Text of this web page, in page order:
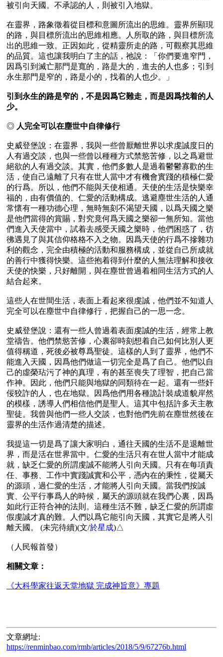
被引向天國。不承認的人，則被引入地獄。
在靈界，路象徵着從目標和意圖所流出的思維。靈界所顯現
的路，與目標所流出的思維相應。人所取的路，與目標所流
出的思維一致。正因如此，從精靈所走的路，可觀察其思維
的品質。這也讓我明白了主的話，祂說：「你們要進窄門，
因爲引到滅亡那門是寬的，路是大的，進去的人也多；引到
永生那門是窄的，路是小的，找着的人也少。」
引到永生的路是窄的，不是因爲它難走，而是因爲找着的人
少。
◎ 人完全可以在塵世中自律修行
史威登堡說：在靈界，我與一些曾厭離世界以求虔誠度日的
人有過交談，也與一些曾以種種方式禁慾苦修，以之爲避世
絕欲的人有過交談。其實，他們多數人是過着鬱鬱寡歡的生
活，使自己遠離了只有在世人當中才有機會實踐的積極仁愛
的行爲。所以，他們不能與天使相通。天使的生活是快樂幸
福的，由有價值的、仁愛的活動構成。逃避塵世生活的人通
常懷有一種功德心理，無時無刻不渴望天國，以爲天國之樂
是他們當得的賞賜，對究竟何爲天國之樂卻一無所知。當他
們進入天使當中，試着去感受天國之樂時，他們困惑了，彷
彿遇見了與其信仰格格不入之物。因爲天使的行爲不摻雜功
利的觀念，完全由積極的活動和服務構成，並從自己所成就
的善行中獲得快樂。這些抱着得到什麼的人無法理解和接收
天使的快樂，只好離開，與在塵世曾過着相同生活方式的人
結合起來。
這些人在世間生活，表面上看起來很虔誠，他們並不知道人
完全可以在塵世中自律修行，把握自己的一思一念。
史威登堡說：還有一些人曾過着表面虔誠的生活，經常上教
堂禱告。他們禁慾苦修，心裏卻時刻想着自己如何比別人更
值得稱道，死後必被尊爲聖徒。這樣的人到了靈界，他們不
能進入天國，因爲他們做這一切完全是爲了自己。他們以自
己的虛榮玷污了神的真理，有的甚至喪失了理智，把自己當
作神。因此，他們只能與地獄的同類待在一起。還有一些奸
佞狡詐的人，也在地獄。因爲他們用各種詭計裝成道貌岸然
的模樣，誘導人們相信他們是聖人。這其中包括許多天主教
聖徒。我曾與他們一些人交談，也對他們先前在塵世然後在
靈界的生活作過清楚的描述。
我提這一切是爲了讓大家明白，通往天國的生活不是退離世
界，而是活在世界當中。仁愛的生活只有在世人當中才能成
就，缺乏仁愛的所謂虔誠不能將人引向天國。只有在每項責
任、事務、工作中實踐誠實和公平，憑內在的秉性，從屬天
的源頭，過仁愛的生活，才能將人引向天國。當我們按誠
實、公平行事爲人的時候，屬天的源頭就在我們心裏，因爲
如此行正符合神的法則。這種生活不難，缺乏仁愛的所謂虛
假虔誠才真的難。人們以爲它能引向天國，其實它是將人引
離天國。 (未完待續)(文/於星成)△
（人民報首發）
相關文章：
《大科學家往返天堂地獄 完成神旨意》專題
文章網址:
https://renminbao.com/rmb/articles/2018/5/9/67276b.html